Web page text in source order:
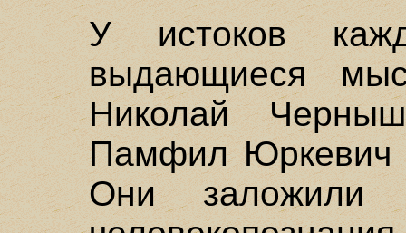
У истоков
выдающиеся
Николай
Памфил Юркевич
Они заложили